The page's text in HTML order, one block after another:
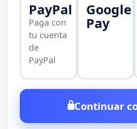
PayPal
Paga con
tu cuenta
de
PayPal
Google
Pay
Continuar